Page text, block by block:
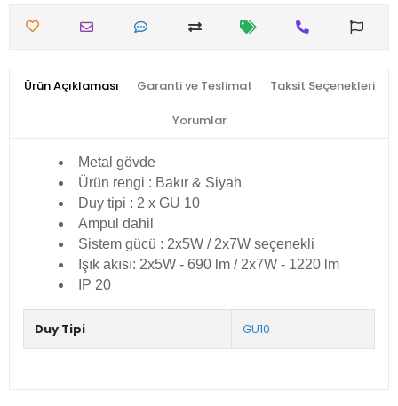
Ürün Açıklaması Garanti ve Teslimat Taksit Seçenekleri
Yorumlar
Metal gövde
Ürün rengi : Bakır & Siyah
Duy tipi : 2 x GU 10
Ampul dahil
Sistem gücü : 2x5W / 2x7W seçenekli
Işık akısı: 2x5W - 690 lm / 2x7W - 1220 lm
IP 20
Duy Tipi GU10